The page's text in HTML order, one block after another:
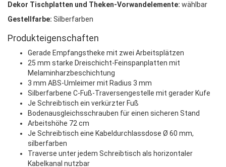
Dekor Tischplatten und Theken-Vorwandelemente: wählbar
Gestellfarbe: Silberfarben
Produkteigenschaften
Gerade Empfangstheke mit zwei Arbeitsplätzen
25 mm starke Dreischicht-Feinspanplatten mit
Melaminharzbeschichtung
3 mm ABS-Umleimer mit Radius 3 mm
Silberfarbene C-Fuß-Traversengestelle mit gerader Kufe
Je Schreibtisch ein verkürzter Fuß
Bodenausgleichsschrauben für einen sicheren Stand
Arbeitshöhe 72 cm
Je Schreibtisch eine Kabeldurchlassdose Ø 60 mm,
silberfarben
Traverse unter jedem Schreibtisch als horizontaler
Kabelkanal nutzbar